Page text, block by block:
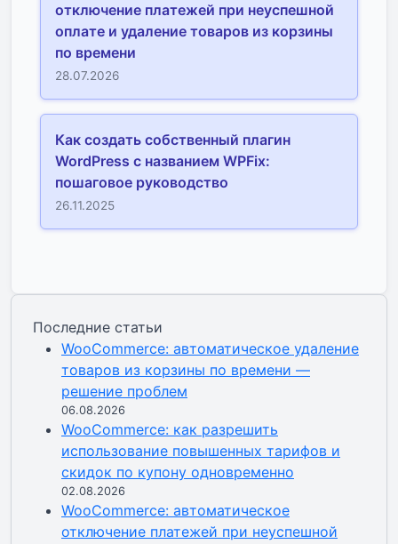
отключение платежей при неуспешной
оплате и удаление товаров из корзины
по времени
28.07.2026
Как создать собственный плагин
WordPress с названием WPFix:
пошаговое руководство
26.11.2025
Последние статьи
WooCommerce: автоматическое удаление
товаров из корзины по времени —
решение проблем
06.08.2026
WooCommerce: как разрешить
использование повышенных тарифов и
скидок по купону одновременно
02.08.2026
WooCommerce: автоматическое
отключение платежей при неуспешной